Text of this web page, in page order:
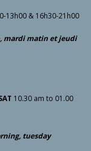
13h00 & 16h30-21h00
mardi matin et jeudi
10.30 am to 01.00
tuesday